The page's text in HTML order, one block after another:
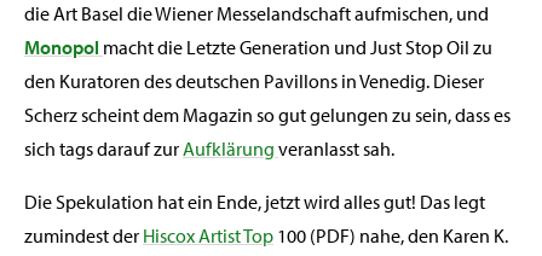
die Art Basel die Wiener Messelandschaft aufmischen, und
Monopol macht die Letzte Generation und Just Stop Oil zu
den Kuratoren des deutschen Pavillons in Venedig. Dieser
Scherz scheint dem Magazin so gut gelungen zu sein, dass es
sich tags darauf zurAufklärung veranlasst sah.
Die Spekulation hat ein Ende, jetzt wird alles gut! Das legt
zumindest der Hiscox Artist Top 100 (PDF) nahe, den Karen K.